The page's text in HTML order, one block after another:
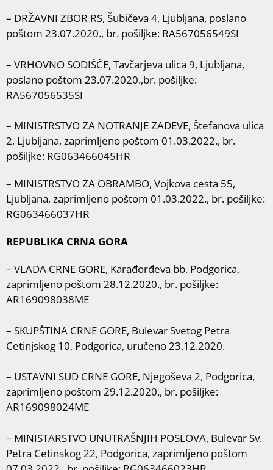
– DRŽAVNI ZBOR RS, Šubičeva 4, Ljubljana, poslano
poštom 23.07.2020., br. pošiljke: RA567056549SI
– VRHOVNO SODIŠČE, Tavčarjeva ulica 9, Ljubljana,
poslano poštom 23.07.2020.,br. pošiljke:
RA567056535SI
– MINISTRSTVO ZA NOTRANJE ZADEVE, Štefanova ulica
2, Ljubljana, zaprimljeno poštom 01.03.2022., br.
pošiljke: RG063466045HR
– MINISTRSTVO ZA OBRAMBO, Vojkova cesta 55,
Ljubljana, zaprimljeno poštom 01.03.2022., br. pošiljke:
RG063466037HR
REPUBLIKA CRNA GORA
– VLADA CRNE GORE, Karađorđeva bb, Podgorica,
zaprimljeno poštom 28.12.2020., br. pošiljke:
AR169098038ME
– SKUPŠTINA CRNE GORE, Bulevar Svetog Petra
Cetinjskog 10, Podgorica, uručeno 23.12.2020.
– USTAVNI SUD CRNE GORE, Njegoševa 2, Podgorica,
zaprimljeno poštom 29.12.2020., br. pošiljke:
AR169098024ME
– MINISTARSTVO UNUTRAŠNJIH POSLOVA, Bulevar Sv.
Petra Cetinskog 22, Podgorica, zaprimljeno poštom